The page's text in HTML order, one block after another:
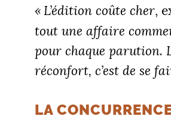
«L’édition coûte cher,
tout une affaire
pour chaque parution.
réconfort, c’est de se
LA